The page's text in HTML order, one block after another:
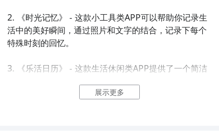
2. 《时光记忆》 - 这款小工具类APP可以帮助你记录生
活中的美好瞬间，通过照片和文字的结合，记录下每个
特殊时刻的回忆。
3. 《乐活日历》 - 这款生活休闲类APP提供了一个简洁
展示更多